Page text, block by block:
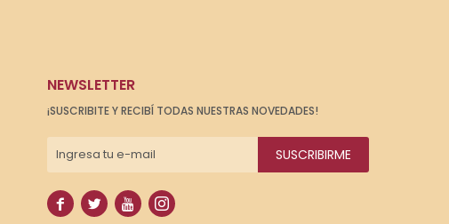
NEWSLETTER
¡SUSCRIBITE Y RECIBÍ TODAS NUESTRAS NOVEDADES!
SUSCRIBIRME
   